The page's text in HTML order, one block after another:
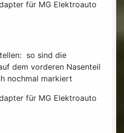
so sind die
dem vorderen Nasenteil
nochmal markiert